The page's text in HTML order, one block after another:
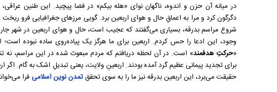
در میانه‌ آن حزن و اندوه، ناگهان نوای «هله بیکم» در فضا پیچید. این طنین
دگرگون کرد و مرا به اعماقِ حال و هوای اربعین برد. گویی مرزهای جغرافیایی فرو
شروع مراسم بدرقه، بسیاری می‌گفتند که عجیب است، حال و هوای اربعین در شهر
وجود، این ادعا را حس کردم. اربعین برای ما هرگز یک پیاده‌روی ساده نبوده است؛
«حرکتِ هدفمند» است. در آن لحظه دریافتم که مردم مبعوث شده در این مراسم، نه
برای تجدید پیمانی عظیم گرد آمده بودند. اربعینِ ولایت، یعنی تبدیلِ اشک به گام.
حقیقت می‌برد، این اربعین بدرقه نیز ما را به سوی تحققتمدن نوین اسلامی فرا